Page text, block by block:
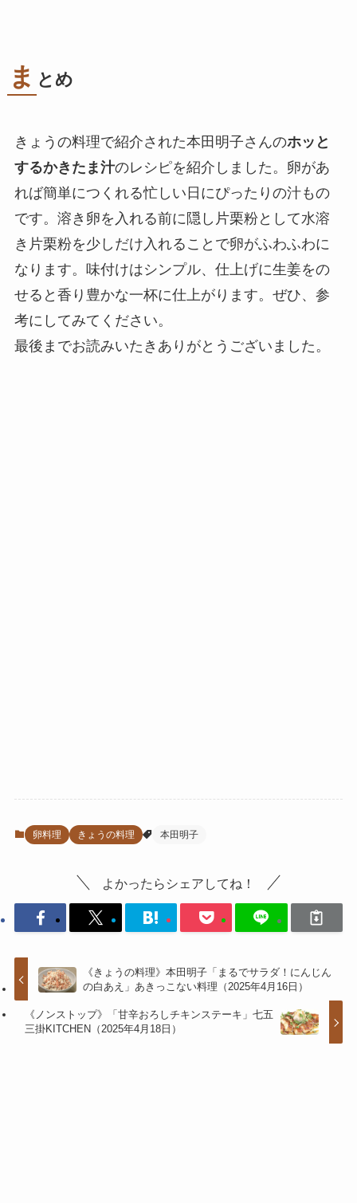
ま とめ
きょうの料理で紹介された本田明子さんのホッと
するかきたま汁のレシピを紹介しました。卵があ
れば簡単につくれる忙しい日にぴったりの汁もの
です。溶き卵を入れる前に隠し片栗粉として水溶
き片栗粉を少しだけ入れることで卵がふわふわに
なります。味付けはシンプル、仕上げに生姜をの
せると香り豊かな一杯に仕上がります。ぜひ、参
考にしてみてください。
最後までお読みいたきありがとうございました。
卵料理 きょうの料理 本田明子
よかったらシェアしてね！
《きょうの料理》本田明子「まるでサラダ！にんじん
の白あえ」あきっこない料理（2025年4月16日）
《ノンストップ》「甘辛おろしチキンステーキ」七五
三掛KITCHEN（2025年4月18日）